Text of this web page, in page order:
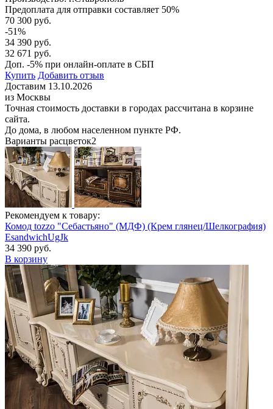
Предоплата для отправки составляет 50%
70 300 руб.
-51%
34 390 руб.
32 671 руб.
Доп. -5% при онлайн-оплате в СБП
Купить Добавить отзыв
Доставим 13.10.2026
из Москвы
Точная стоимость доставки в городах рассчитана в корзине
сайта.
До дома, в любом населенном пункте РФ.
Варианты расцветок2
Рекомендуем к товару:
Комод tozzo "Себастьяно" (МДФ) (Крем глянец/Шелкография)
EsandwichUgJk
34 390 руб.
В корзину